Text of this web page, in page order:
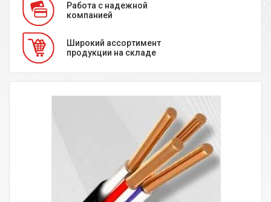
Работа с надежной
компанией
Широкий ассортимент
продукции на складе